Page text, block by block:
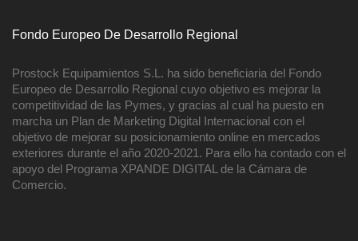
Fondo Europeo De Desarrollo Regional
Prostock Equipamientos S.L. ha sido beneficiaria del Fondo
Europeo de Desarrollo Regional cuyo objetivo es mejorar la
competitividad de las Pymes, y gracias al cual ha puesto en
marcha un Plan de Marketing Digital Internacional con el
objetivo de mejorar su posicionamiento online en mercados
exteriores durante el año 2020-2021. Para ello ha contado con el
apoyo del Programa XPANDE DIGITAL de la Cámara de
Comercio.